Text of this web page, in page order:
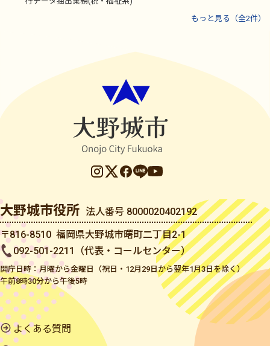
もっと見る（全2件）
大野城市役所 法人番号 8000020402192
〒816-8510 福岡県大野城市曙町二丁目2-1
092-501-2211（代表・コールセンター）
開庁日時：月曜から金曜日（祝日・12月29日から翌年1月3日を除く）
午前8時30分から午後5時
よくある質問